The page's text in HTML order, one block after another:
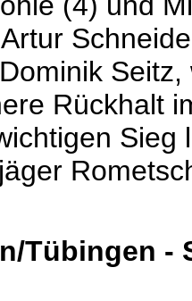
Rückhalt
Sieg
Tübingen -